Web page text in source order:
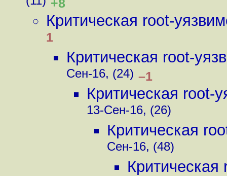
+8
Критическая root-
1
Критическая root-
Сен-16, (24) –1
Критическая root-
13-Сен-16, (26)
Критическая
Сен-16, (48)
Критическая